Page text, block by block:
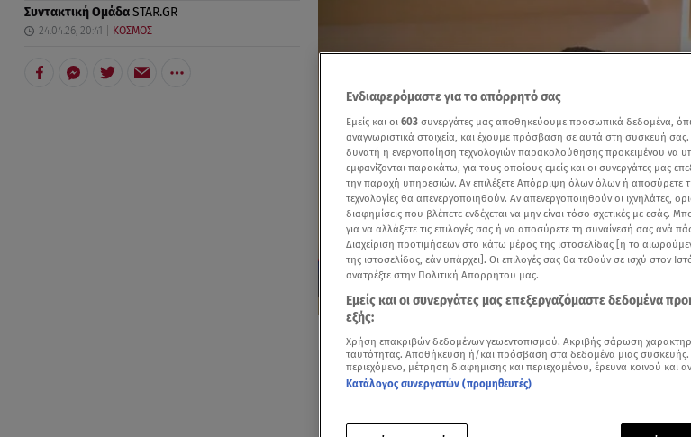
Συντακτική ΟμάδαSTAR.GR
24.04.26, 20:41 ΚΟΣΜΟΣ
Δείτε περισσότερα άρθρα μας στην αναζήτηση σας
Πρόσθηκη star.gr στις επιλογές σας
Δείτε περισσότερα άρθρα μας στα
Ενδιαφερόμαστε για το απόρρητό σας
Εμείς και οι 603 συνεργάτες μας αποθηκεύουμε προσωπικά δεδομένα,
αναγνωριστικά στοιχεία, και έχουμε πρόσβαση σε αυτά στη συσκευή σας.
δυνατή η ενεργοποίηση τεχνολογιών παρακολούθησης προκειμένου να
εμφανίζονται παρακάτω, για τους οποίους εμείς και οι συνεργάτες μας
την παροχή υπηρεσιών. Αν επιλέξετε Απόρριψη όλων όλων ή αποσύρετε
τεχνολογίες θα απενεργοποιηθούν. Αν απενεργοποιηθούν οι ιχνηλάτες,
διαφημίσεις που βλέπετε ενδέχεται να μην είναι τόσο σχετικές με εσάς.
για να αλλάξετε τις επιλογές σας ή να αποσύρετε τη συναίνεσή σας ανά
Διαχείριση προτιμήσεων στο κάτω μέρος της ιστοσελίδας [ή το
της ιστοσελίδας, εάν υπάρχει]. Οι επιλογές σας θα τεθούν σε ισχύ στον
ανατρέξτε στην Πολιτική Απορρήτου μας.
Εμείς και οι συνεργάτες μας επεξεργαζόμαστε δεδομένα
εξής:
Χρήση επακριβών δεδομένων γεωεντοπισμού. Ακριβής σάρωση
ταυτότητας. Αποθήκευση ή/και πρόσβαση στα δεδομένα μιας συσκευής.
περιεχόμενο, μέτρηση διαφήμισης και περιεχομένου, έρευνα κοινού και
Κατάλογος συνεργατών (προμηθευτές)